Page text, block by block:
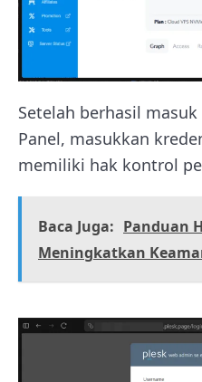
Setelah berhasil
Panel, masukkan
memiliki hak kontrol
Baca Juga: Panduan
Meningkatkan